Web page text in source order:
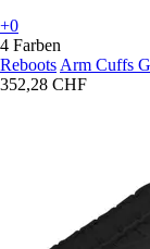
+0
4 Farben
Reboots Arm Cuffs
352,28 CHF